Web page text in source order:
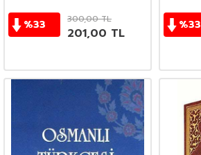
%33 300,00TL
201,00 TL
%33